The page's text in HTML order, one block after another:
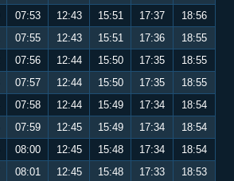
07:53 12:43 15:51 17:37
18:56
07:55 12:43 15:51 17:36
18:55
07:56 12:44 15:50 17:35
18:55
07:57 12:44 15:50 17:35
18:55
07:58 12:44 15:49 17:34
18:54
07:59 12:45 15:49 17:34
18:54
08:00 12:45 15:48 17:34
18:54
08:01 12:45 15:48 17:33
18:53